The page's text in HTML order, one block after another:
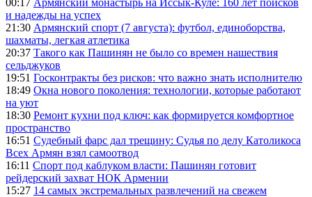
00:17 Армянский монастырь на Иссык-Куле: 160 лет поисков
и надежды на успех
21:30 Армянский спорт (7 августа): футбол, единоборства,
шахматы, легкая атлетика
20:37 Такого как Пашинян не было со времен нашествия
сельджуков
19:51 Госконтракты без рисков: что важно знать исполнителю
18:49 Окна нового поколения: технологии, которые работают
на уют
18:30 Ремонт кухни под ключ: как формируется комфортное
пространство
16:51 Судебный фарс дал трещину: Судья по делу Католикоса
Всех Армян взял самоотвод
16:11 Спорт под каблуком власти: Пашинян готовит
рейдерский захват НОК Армении
15:27 14 самых экстремальных развлечений на свежем